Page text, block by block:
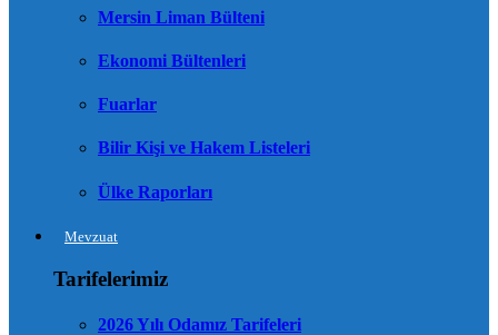
Mersin Liman Bülteni
Ekonomi Bültenleri
Fuarlar
Bilir Kişi ve Hakem Listeleri
Ülke Raporları
Mevzuat
Tarifelerimiz
2026 Yılı Odamız Tarifeleri